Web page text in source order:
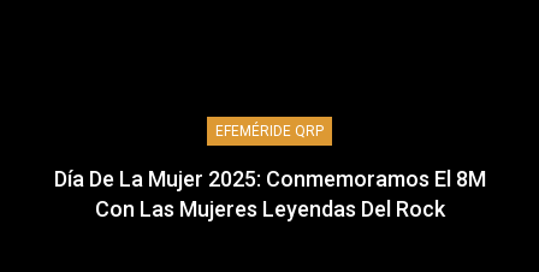
EFEMÉRIDE QRP
Día De La Mujer 2025: Conmemoramos El 8M
Con Las Mujeres Leyendas Del Rock